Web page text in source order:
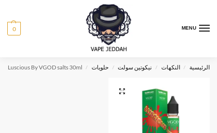
MENU
0
الرئيسية / النكهات / نيكوتين سولت / حلويات /
Luscious By VGOD salts 30ml